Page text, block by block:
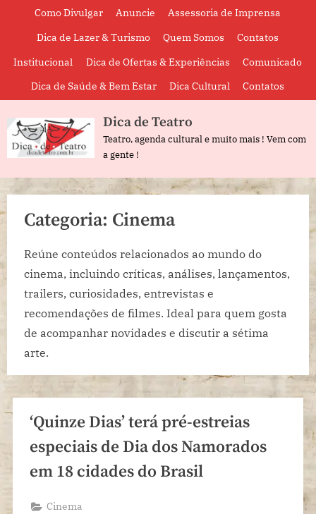
Como Divulgar Anuncie
Assessoria de Imprensa
Dica de Lazer & Turismo
Quem Somos
Contatos
Institucional
Dica de Ofertas & Experiências
Comunicado
Dica de Saúde & Bem Estar
Dica Cultural Contatos
Dica de Teatro
Teatro, agenda cultural e muito mais ! Vem com
a gente !
Categoria: Cinema
Reúne conteúdos relacionados ao mundo do
cinema, incluindo críticas, análises, lançamentos,
trailers, curiosidades, entrevistas e
recomendações de filmes. Ideal para quem gosta
de acompanhar novidades e discutir a sétima
arte.
‘Quinze Dias’ terá pré-estreias
especiais de Dia dos Namorados
em 18 cidades do Brasil
Cinema